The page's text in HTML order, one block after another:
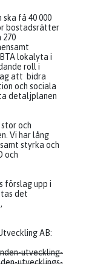
få 40 000
bostadsrätter
lokalyta i
roll i
att bidra
och sociala
detaljplanen
och
Vi har lång
styrka och
och
förslag upp i
tas det
AB:
utveckling-